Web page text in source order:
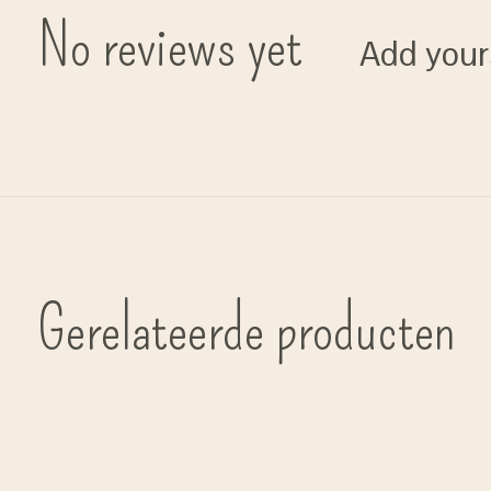
No reviews yet Add
Gerelateerde producten